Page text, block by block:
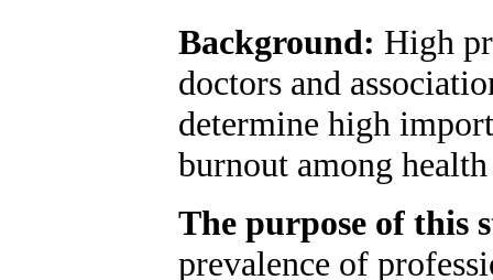
Background: High
doctors and
determine high
burnout among
The purpose of this
prevalence of